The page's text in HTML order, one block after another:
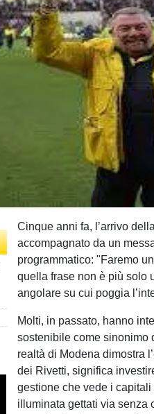
Cinque anni fa, l’arrivo
accompagnato da un
programmatico: "Faremo
quella frase non è più solo
angolare su cui poggia
Molti, in passato, hanno
sostenibile come sinonimo
realtà di Modena dimostra
dei Rivetti, significa
gestione che vede i
illuminata gettati via senza